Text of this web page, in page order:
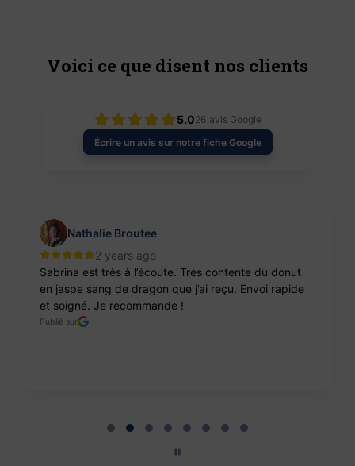
Voici ce que disent nos clients
5.026 avis Google
Écrire un avis sur notre fiche Google
Nathalie Broutee
2 years ago
Sabrina est très à l’écoute. Très contente du donut
en jaspe sang de dragon que j’ai reçu. Envoi rapide
et soigné. Je recommande !
Publié sur